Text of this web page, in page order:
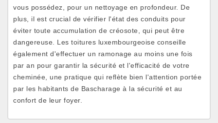
vous possédez, pour un nettoyage en profondeur. De
plus, il est crucial de vérifier l'état des conduits pour
éviter toute accumulation de créosote, qui peut être
dangereuse. Les toitures luxembourgeoise conseille
également d'effectuer un ramonage au moins une fois
par an pour garantir la sécurité et l'efficacité de votre
cheminée, une pratique qui reflète bien l'attention portée
par les habitants de Bascharage à la sécurité et au
confort de leur foyer.